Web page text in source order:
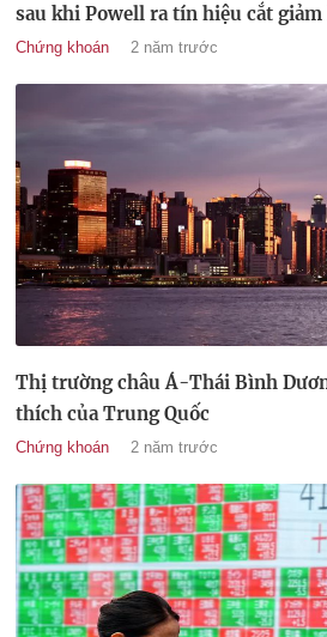
sau khi Powell ra tín hiệu cắt
Chứng khoán 2 năm trước
Thị trường châu Á-Thái Bình
thích của Trung Quốc
Chứng khoán 2 năm trước